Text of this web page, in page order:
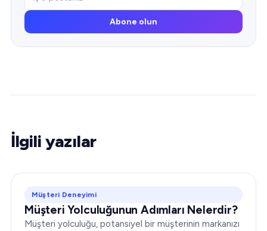
Abone olun
İlgili yazılar
Müşteri Deneyimi
Müşteri Yolculuğunun Adımları Nelerdir?
Müşteri yolculuğu, potansiyel bir müşterinin markanızı